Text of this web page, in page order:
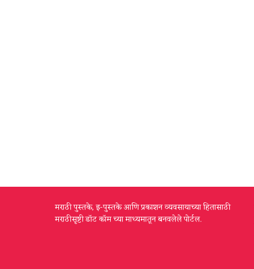
मराठी पुस्तके, इ-पुस्तके आणि प्रकाशन व्यवसायाच्या हितासाठी
मराठीसृष्टी डॉट कॉम च्या माध्यमातून बनवलेले पोर्टल.